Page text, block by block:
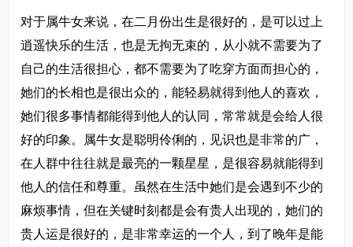
对于属牛女来说，在二月份出生是很好的，是可以过上
逍遥快乐的生活，也是无拘无束的，从小就不需要为了
自己的生活很担心，都不需要为了吃穿方面而担心的，
她们的长相也是很出众的，能轻易就得到他人的喜欢，
她们很多事情都能得到他人的认同，常常就是会给人很
好的印象。属牛女是聪明伶俐的，见识也是非常的广，
在人群中往往就是最亮的一颗星星，是很容易就能得到
他人的信任和尊重。虽然在生活中她们是会遇到不少的
麻烦事情，但在关键时刻都是会有贵人出现的，她们的
贵人运是很好的，是非常幸运的一个人，到了晚年是能